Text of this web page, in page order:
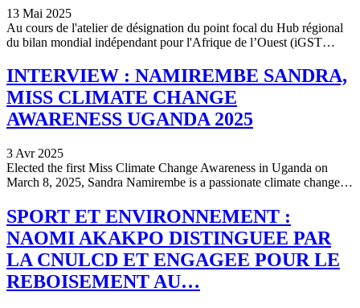
13 Mai 2025
Au cours de l'atelier de désignation du point focal du Hub régional
du bilan mondial indépendant pour l'Afrique de l’Ouest (iGST…
INTERVIEW : NAMIREMBE SANDRA,
MISS CLIMATE CHANGE
AWARENESS UGANDA 2025
3 Avr 2025
Elected the first Miss Climate Change Awareness in Uganda on
March 8, 2025, Sandra Namirembe is a passionate climate change…
SPORT ET ENVIRONNEMENT :
NAOMI AKAKPO DISTINGUEE PAR
LA CNULCD ET ENGAGEE POUR LE
REBOISEMENT AU…